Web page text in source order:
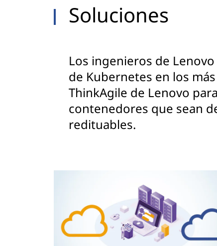
Soluciones
Los ingenieros de
de Kubernetes en los
ThinkAgile de Lenovo
contenedores que sean
redituables.